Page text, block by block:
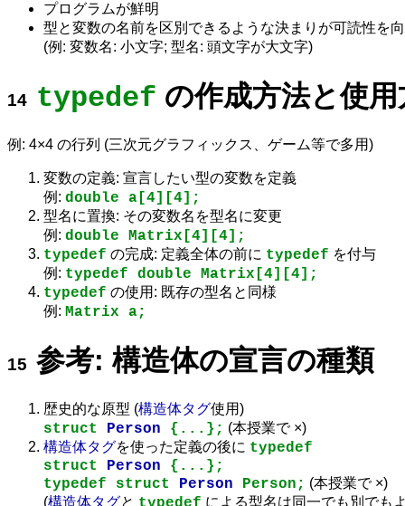
プログラムが鮮明
型と変数の名前を区別できるような決まりが可読性を
(例: 変数名: 小文字; 型名: 頭文字が大文字)
typedef の作成方法と使用
例: 4×4 の行列 (三次元グラフィックス、ゲーム等で多用)
変数の定義: 宣言したい型の変数を定義
例: double a[4][4];
型名に置換: その変数名を型名に変更
例: double Matrix[4][4];
typedef の完成: 定義全体の前に typedef を付与
例: typedef double Matrix[4][4];
typedef の使用: 既存の型名と同様
例: Matrix a;
参考: 構造体の宣言の種類
歴史的な原型 (構造体タグ使用)
struct Person {...}; (本授業で ×)
構造体タグを使った定義の後に typedef
struct Person {...};
typedef struct Person Person; (本授業で ×)
(構造体タグと による型名は同一でも別でも